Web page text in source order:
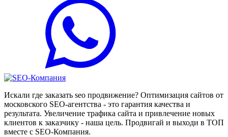
Искали где заказать seo продвижение? Оптимизация сайтов от
московского SEO-агентства - это гарантия качества и
результата. Увеличение трафика сайта и привлечение новых
клиентов к заказчику - наша цель. Продвигай и выходи в ТОП
вместе с SEO-Компания.